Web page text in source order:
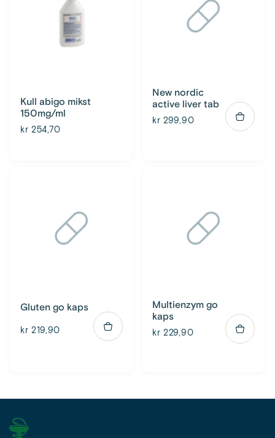
Kull abigo mikst
150mg/ml
kr 254,70
New nordic
active liver tab
kr 299,90
Gluten go kaps
kr 219,90
Multienzym go
kaps
kr 229,90